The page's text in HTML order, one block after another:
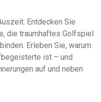
Entdecken Sie
die traumhaftes Golfspiel
Erleben Sie, warum
ist – und
auf und neben